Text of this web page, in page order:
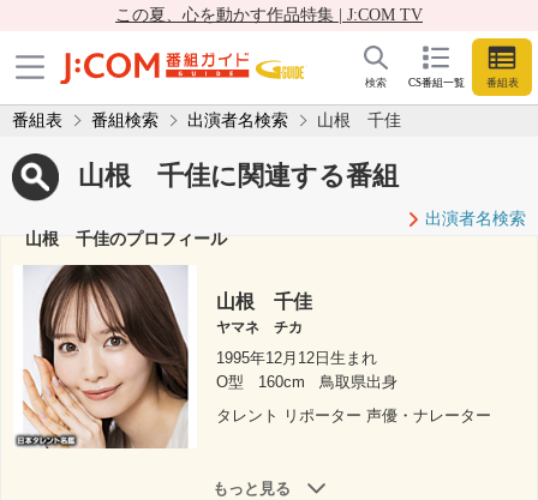
この夏、心を動かす作品特集 | J:COM TV
CS番組一覧 番組表
検索
番組表 番組検索 出演者名検索 山根 千佳
山根 千佳に関連する番組
出演者名検索
山根 千佳のプロフィール
山根 千佳
ヤマネ チカ
1995年12月12日生まれ
O型
160cm
鳥取県出身
タレント リポーター 声優・ナレーター
もっと見る